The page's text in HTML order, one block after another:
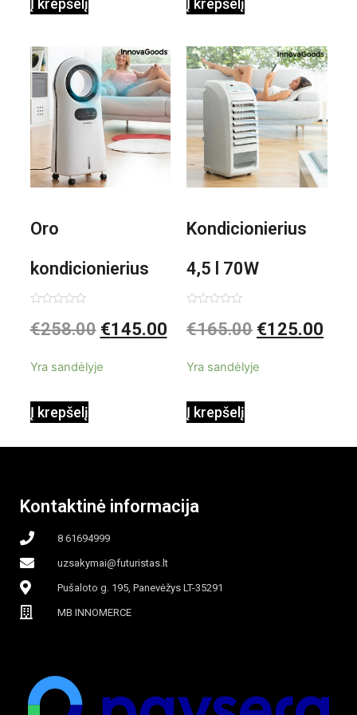
0,35 L 3 Bar
1000W
Į krepšelį
Shiatsu
Į krepšelį
Oro
kondicionierius
Evareer
garinamasis,
apšvietimas
0
iš
€258.00 €145.00
Yra sandėlyje
Į krepšelį
Kondicionierius
4,5 l 70W
nešiojamas,
0
iš
€165.00 €125.00
Yra sandėlyje
Į krepšelį
Kontaktinė informacija
8 61694999
uzsakymai@futuristas.lt
Pušaloto g. 195, Panevėžys LT-35291
MB INNOMERCE